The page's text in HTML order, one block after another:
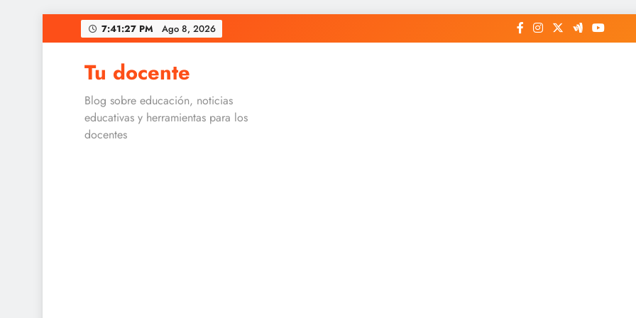
to
7:41:28 PM Ago 8, 2026
Tu docente
Blog sobre educación, noticias
educativas y herramientas para los
docentes